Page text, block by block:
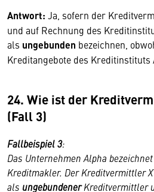
Antwort: Ja, sofern der
und auf Rechnung des
als ungebunden bezeichnen,
Kreditangebote des Kreditinstituts
24. Wie ist der
(Fall 3)
Fallbeispiel 3:
Das Unternehmen Alpha
Kreditmakler. Der Kreditvermittler
als ungebundenerKreditvermittler